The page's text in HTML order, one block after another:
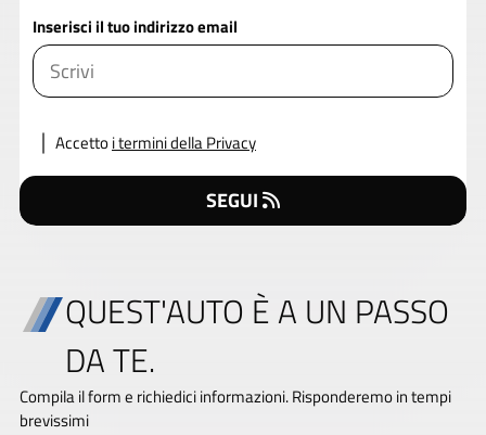
Inserisci il tuo indirizzo email
Accettoi termini della Privacy
SEGUI
QUEST'AUTO È A UN PASSO
DA TE.
Compila il form e richiedici informazioni. Risponderemo in tempi
brevissimi